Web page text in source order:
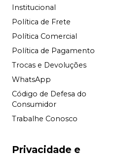
Institucional
Política de Frete
Política Comercial
Política de Pagamento
Trocas e Devoluções
WhatsApp
Código de Defesa do
Consumidor
Trabalhe Conosco
Privacidade e